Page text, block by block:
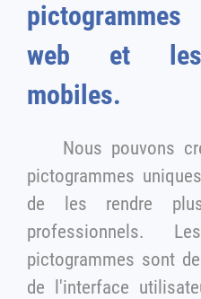
pictogrammes
web et les
mobiles.
Nous pouvons
pictogrammes
de les rendre plus attractifs et
professionnels.
pictogrammes sont des éléments importants
de l'interface utilisateur car